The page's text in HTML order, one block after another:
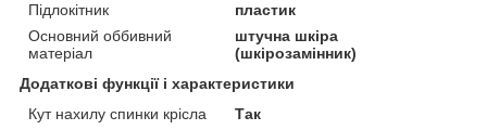
Підлокітник
пластик
Основний оббивний
матеріал
штучна шкіра
(шкірозамінник)
Додаткові функції і характеристики
Кут нахилу спинки крісла
Так